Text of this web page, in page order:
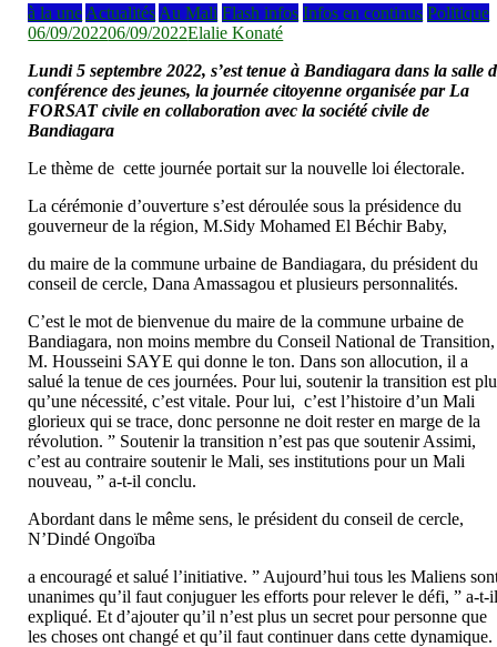
à la une Actualités Au Mali Flash infos Infos en continus Politique
06/09/202206/09/2022Elalie Konaté
Lundi 5 septembre 2022, s’est tenue à Bandiagara dans la salle
conférence des jeunes, la journée citoyenne organisée par La
FORSAT civile en collaboration avec la société civile de
Bandiagara
Le thème de cette journée portait sur la nouvelle loi électorale.
La cérémonie d’ouverture s’est déroulée sous la présidence du
gouverneur de la région, M.Sidy Mohamed El Béchir Baby,
du maire de la commune urbaine de Bandiagara, du président du
conseil de cercle, Dana Amassagou et plusieurs personnalités.
C’est le mot de bienvenue du maire de la commune urbaine de
Bandiagara, non moins membre du Conseil National de Transition,
M. Housseini SAYE qui donne le ton. Dans son allocution, il a
salué la tenue de ces journées. Pour lui, soutenir la transition est
qu’une nécessité, c’est vitale. Pour lui, c’est l’histoire d’un Mali
glorieux qui se trace, donc personne ne doit rester en marge de la
révolution. ” Soutenir la transition n’est pas que soutenir Assimi,
c’est au contraire soutenir le Mali, ses institutions pour un Mali
nouveau, ” a-t-il conclu.
Abordant dans le même sens, le président du conseil de cercle,
N’Dindé Ongoïba
a encouragé et salué l’initiative. ” Aujourd’hui tous les Maliens
unanimes qu’il faut conjuguer les efforts pour relever le défi, ” a-t-
expliqué. Et d’ajouter qu’il n’est plus un secret pour personne que
les choses ont changé et qu’il faut continuer dans cette dynamique.